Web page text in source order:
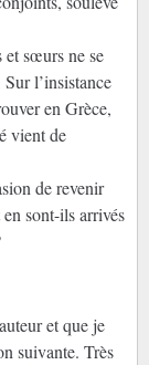
et sœurs ne se
l’insistance
en Grèce,
vient de
de revenir
sont-ils arrivés
et que je
suivante. Très